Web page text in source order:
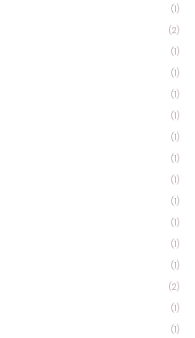
(1)
(2)
(1)
(1)
(1)
(1)
(1)
(1)
(1)
(1)
(1)
(1)
(1)
(2)
(1)
(1)